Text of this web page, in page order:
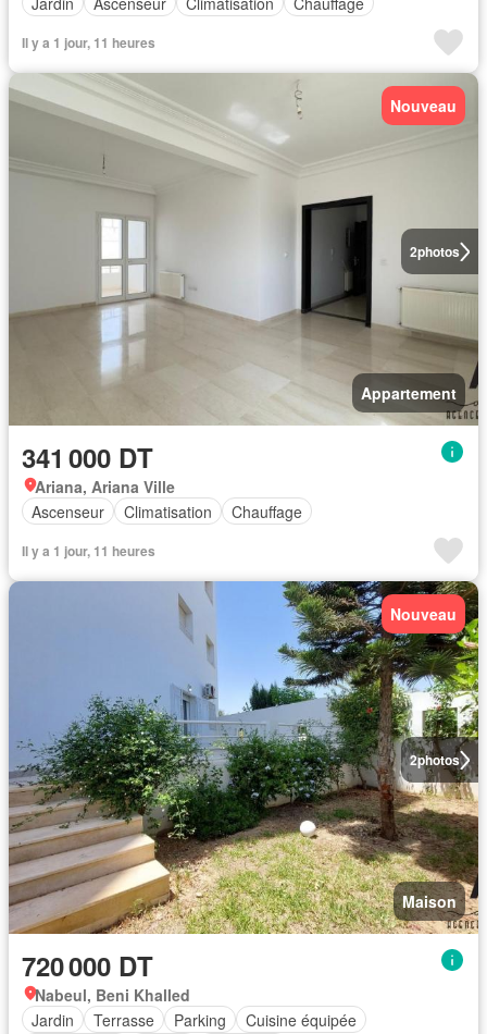
Il y a 1 jour, 11 heures
2photos
Nouveau
Appartement
341 000 DT
Ariana, Ariana Ville
Ascenseur
Climatisation Chauffage
Il y a 1 jour, 11 heures
2photos
Nouveau
Maison
720 000 DT
Nabeul, Beni Khalled
Jardin
Terrasse Parking
Cuisine équipée